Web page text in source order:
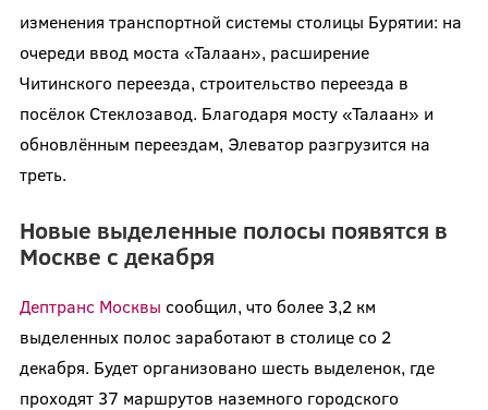
изменения транспортной системы столицы Бурятии: на
очереди ввод моста «Талаан», расширение
Читинского переезда, строительство переезда в
посёлок Стеклозавод. Благодаря мосту «Талаан» и
обновлённым переездам, Элеватор разгрузится на
треть.
Новые выделенные полосы появятся в
Москве с декабря
Дептранс Москвы сообщил, что более 3,2 км
выделенных полос заработают в столице со 2
декабря. Будет организовано шесть выделенок, где
проходят 37 маршрутов наземного городского